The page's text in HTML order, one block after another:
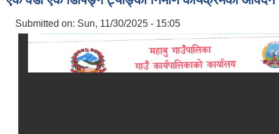
Submitted on: Sun, 11/30/2025 - 15:05